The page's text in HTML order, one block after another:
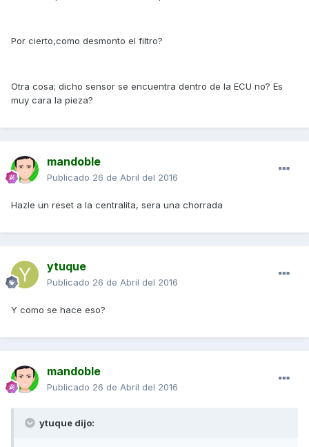
Por cierto,como desmonto el filtro?
Otra cosa; dicho sensor se encuentra dentro de la ECU no? Es
muy cara la pieza?
mandoble
Publicado 26 de Abril del 2016
Hazle un reset a la centralita, sera una chorrada
ytuque
Publicado 26 de Abril del 2016
Y como se hace eso?
mandoble
Publicado 26 de Abril del 2016
ytuque dijo: